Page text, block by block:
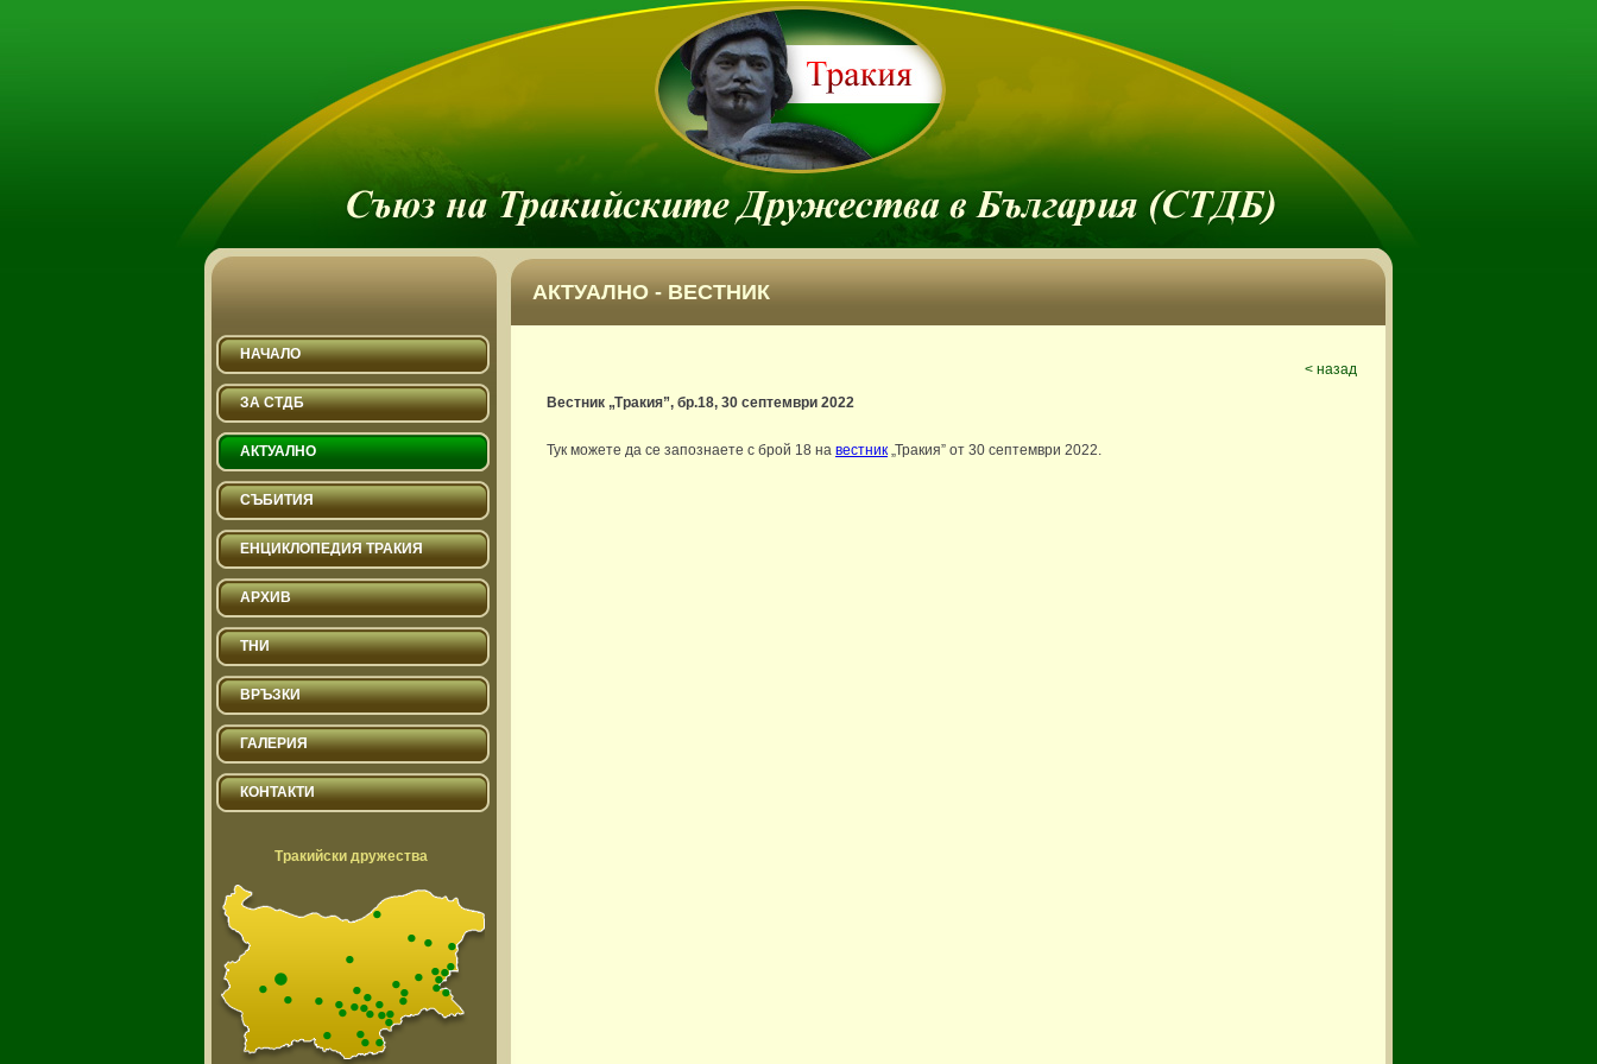
АКТУАЛНО - ВЕСТНИК
НАЧАЛО
ЗА СТДБ
АКТУАЛНО
СЪБИТИЯ
ЕНЦИКЛОПЕДИЯ ТРАКИЯ
АРХИВ
ТНИ
ВРЪЗКИ
ГАЛЕРИЯ
КОНТАКТИ
Тракийски дружества
< назад
Вестник „Тракия”, бр.18, 30 септември 2022
Тук можете да се запознаете с брой 18 на вестник „Тракия” от 30 септември 2022.